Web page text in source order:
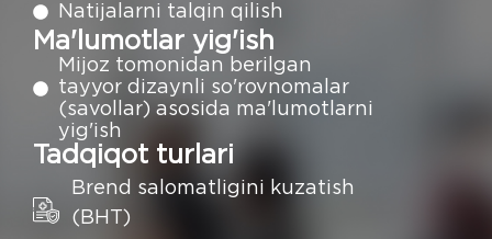
Natijalarni talqin qilish
Ma'lumotlar yig'ish
Mijoz tomonidan berilgan
tayyor dizaynli so'rovnomalar
(savollar) asosida ma'lumotlarni
yig'ish
Tadqiqot turlari
Brend salomatligini kuzatish
(BHT)